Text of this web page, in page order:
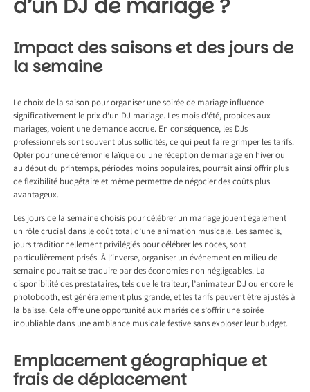
d’un DJ de mariage ?
Impact des saisons et des jours de
la semaine
Le choix de la saison pour organiser une soirée de mariage influence
significativement le prix d’un DJ mariage. Les mois d’été, propices aux
mariages, voient une demande accrue. En conséquence, les DJs
professionnels sont souvent plus sollicités, ce qui peut faire grimper les tarifs.
Opter pour une cérémonie laïque ou une réception de mariage en hiver ou
au début du printemps, périodes moins populaires, pourrait ainsi offrir plus
de flexibilité budgétaire et même permettre de négocier des coûts plus
avantageux.
Les jours de la semaine choisis pour célébrer un mariage jouent également
un rôle crucial dans le coût total d’une animation musicale. Les samedis,
jours traditionnellement privilégiés pour célébrer les noces, sont
particulièrement prisés. À l’inverse, organiser un événement en milieu de
semaine pourrait se traduire par des économies non négligeables. La
disponibilité des prestataires, tels que le traiteur, l’animateur DJ ou encore le
photobooth, est généralement plus grande, et les tarifs peuvent être ajustés à
la baisse. Cela offre une opportunité aux mariés de s’offrir une soirée
inoubliable dans une ambiance musicale festive sans exploser leur budget.
Emplacement géographique et
frais de déplacement